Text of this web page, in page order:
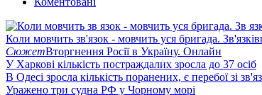
Коли мовчить зв'язок - мовчить уся бригада.
СюжетВторгнення Росії в Україну. Онлайн
У Харкові кількість постраждалих зросла до 37 осіб
В Одесі зросла кількість поранених, є перебої зі
Уражено три судна РФ у Чорному морі